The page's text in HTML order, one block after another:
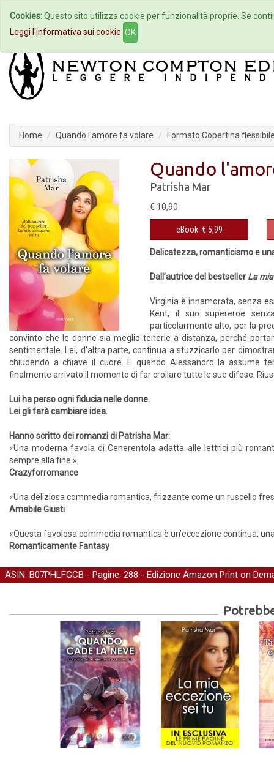
Home Autori Eventi
Home Quando l'amore fa volare Formato Copertina
Quando
Patrisha Mar
€ 10,90
eBook € 5,99
Delicatezza, romanticismo e
Dall’autrice del bestseller La
Virginia è innamorata, senza
Kent, il suo supereroe
particolarmente alto, per la
convinto che le donne sia meglio tenerle a distanza, perché
sentimentale. Lei, d’altra parte, continua a stuzzicarlo per
chiudendo a chiave il cuore. E quando Alessandro la assume
finalmente arrivato il momento di far crollare tutte le sue difese.
Lui ha perso ogni fiducia nelle donne.
Lei gli farà cambiare idea.
Hanno scritto dei romanzi di Patrisha Mar:
«Una moderna favola di Cenerentola adatta alle lettrici più
sempre alla fine.»
Crazyforromance
«Una deliziosa commedia romantica, frizzante come un ruscello
Amabile Giusti
«Questa favolosa commedia romantica è un’eccezione continua,
Romanticamente Fantasy
ASIN: B07PHLFGCB - Pagine: 288 - Edizione Amazon Print on
Cookies:Questo sito utilizza cookie per funzionalità proprie. Se
Leggi l'informativa sui cookie OK